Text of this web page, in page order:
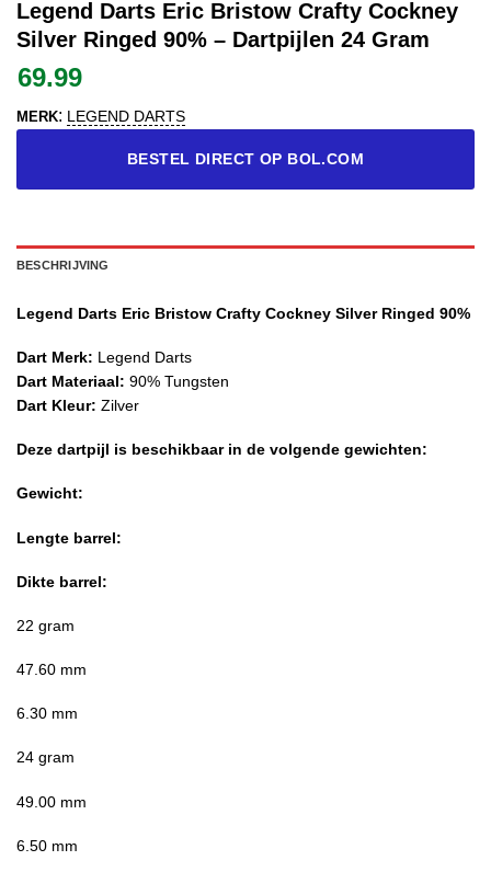
Legend Darts Eric Bristow Crafty Cockney
Silver Ringed 90% – Dartpijlen 24 Gram
69.99
MERK: LEGEND DARTS
BESTEL DIRECT OP BOL.COM
BESCHRIJVING
Legend Darts Eric Bristow Crafty Cockney Silver Ringed 90%
Dart Merk: Legend Darts
Dart Materiaal: 90% Tungsten
Dart Kleur: Zilver
Deze dartpijl is beschikbaar in de volgende gewichten:
Gewicht:
Lengte barrel:
Dikte barrel:
22 gram
47.60 mm
6.30 mm
24 gram
49.00 mm
6.50 mm